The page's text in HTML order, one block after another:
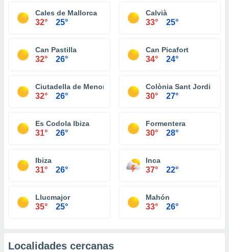
Cales de Mallorca
32° 25°
Calvià
33° 25°
Can Pastilla
32° 26°
Can Picafort
34° 24°
Ciutadella de Menorca
32° 26°
Colònia Sant Jordi
30° 27°
Es Codola Ibiza
31° 26°
Formentera
30° 28°
Ibiza
31° 26°
Inca
37° 22°
Llucmajor
35° 25°
Mahón
33° 26°
Localidades cercanas